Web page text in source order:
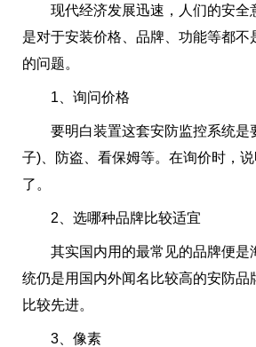
现代经济发展迅速，人们的安全
是对于安装价格、品牌、功能等都
的问题。
1、询问价格
要明白装置这套安防监控系统是
子)、防盗、看保姆等。在询价时，
了。
2、选哪种品牌比较适宜
其实国内用的最常见的品牌便是
统仍是用国内外闻名比较高的安防
比较先进。
3、像素